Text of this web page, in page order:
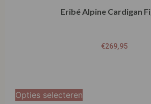
Eribé Alpine Cardigan
€269,95
Opties selecteren